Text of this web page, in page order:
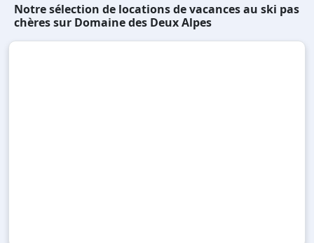
Notre sélection de locations de vacances au ski pas
chères sur Domaine des Deux Alpes